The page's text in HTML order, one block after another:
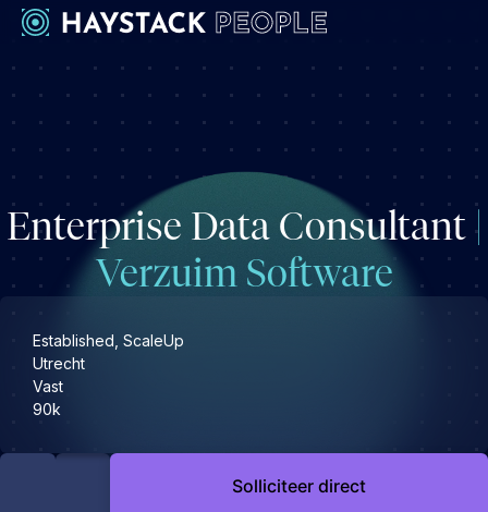
Werkgevers
Engineering & leadership
Executive search
Marketing
Operations & HR
Sales
Enterprise Data Consultant|
Verzuim Software
Established, ScaleUp
Utrecht
Vast
90k
Solliciteer direct